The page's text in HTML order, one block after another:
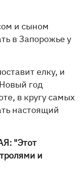
и сыном
в Запорожье у
елку, и
год
в кругу самых
настоящий
"Этот
и